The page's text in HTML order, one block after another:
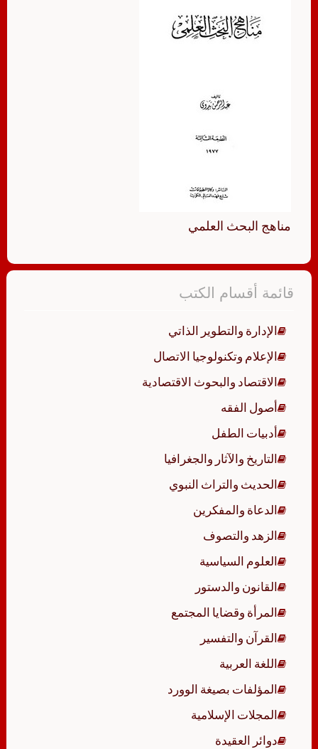
مناهج البحث العلمي
قائمة أقسام الكتب
الإدارة والتطوير الذاتي
الإعلام وتكنولوجيا الاتصال
الاقتصاد والبحوث الاقتصادية
أصول الفقه
أدبيات الطفل
التاريخ والآثار والجغرافيا
الحديث والتراث النبوي
الدعاة والمفكرين
الزهد والتصوف
العلوم السياسية
القانون والدستور
المرأة وقضايا المجتمع
القرآن والتفسير
اللغة العربية
المؤلفات بصيغة الوورد
المجلات الإسلامية
دوائر العقيدة